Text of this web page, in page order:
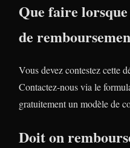
Que faire
de
Vous devez contestez cette
Contactez-nous via le
gratuitement un modèle de
Doit on